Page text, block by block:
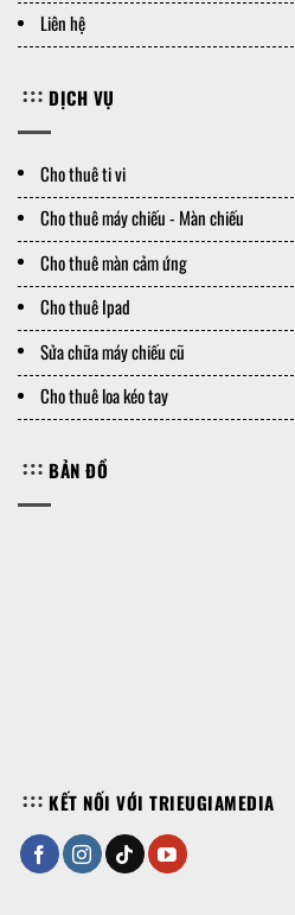
Liên hệ
DỊCH VỤ
Cho thuê ti vi
Cho thuê máy chiếu - Màn chiếu
Cho thuê màn cảm ứng
Cho thuê Ipad
Sửa chữa máy chiếu cũ
Cho thuê loa kéo tay
BẢN ĐỒ
KẾT NỐI VỚI TRIEUGIAMEDIA